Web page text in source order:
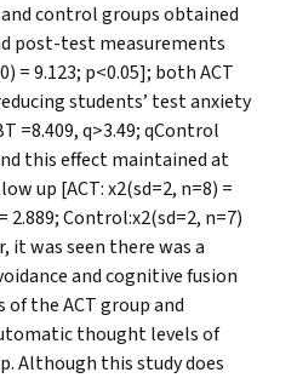
control groups obtained
post-test measurements
= 9.123; p<0.05]; both ACT
students’ test anxiety
=8.409, q>3.49; qControl
this effect maintained at
up [ACT: x2(sd=2, n=8) =
2.889; Control:x2(sd=2, n=7)
it was seen there was a
and cognitive fusion
the ACT group and
thought levels of
Although this study does